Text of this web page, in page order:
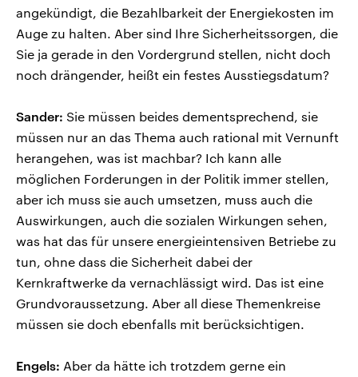
angekündigt, die Bezahlbarkeit der Energiekosten im
Auge zu halten. Aber sind Ihre Sicherheitssorgen, die
Sie ja gerade in den Vordergrund stellen, nicht doch
noch drängender, heißt ein festes Ausstiegsdatum?
Sander: Sie müssen beides dementsprechend, sie
müssen nur an das Thema auch rational mit Vernunft
herangehen, was ist machbar? Ich kann alle
möglichen Forderungen in der Politik immer stellen,
aber ich muss sie auch umsetzen, muss auch die
Auswirkungen, auch die sozialen Wirkungen sehen,
was hat das für unsere energieintensiven Betriebe zu
tun, ohne dass die Sicherheit dabei der
Kernkraftwerke da vernachlässigt wird. Das ist eine
Grundvoraussetzung. Aber all diese Themenkreise
müssen sie doch ebenfalls mit berücksichtigen.
Engels: Aber da hätte ich trotzdem gerne ein